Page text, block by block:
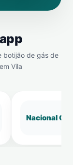
botijão de gás de
em Vila
Nacional Gás